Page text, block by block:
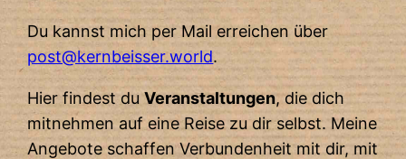
Du kannst mich per Mail erreichen über
post@kernbeisser.world.
Hier findest duVeranstaltungen, die dich
mitnehmen auf eine Reise zu dir selbst. Meine
Angebote schaffen Verbundenheit mit dir, mit